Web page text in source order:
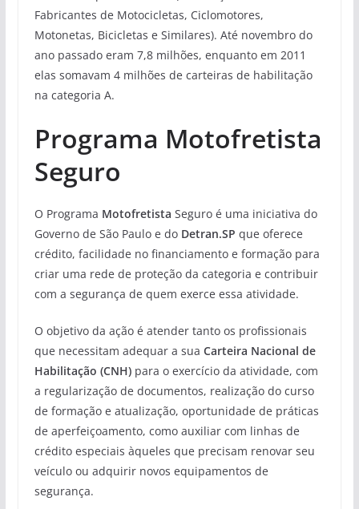
Fabricantes de Motocicletas, Ciclomotores,
Motonetas, Bicicletas e Similares). Até novembro do
ano passado eram 7,8 milhões, enquanto em 2011
elas somavam 4 milhões de carteiras de habilitação
na categoria A.
Programa Motofretista
Seguro
O Programa Motofretista Seguro é uma iniciativa do
Governo de São Paulo e do Detran.SP que oferece
crédito, facilidade no financiamento e formação para
criar uma rede de proteção da categoria e contribuir
com a segurança de quem exerce essa atividade.
O objetivo da ação é atender tanto os profissionais
que necessitam adequar a sua Carteira Nacional de
Habilitação (CNH)para o exercício da atividade, com
a regularização de documentos, realização do curso
de formação e atualização, oportunidade de práticas
de aperfeiçoamento, como auxiliar com linhas de
crédito especiais àqueles que precisam renovar seu
veículo ou adquirir novos equipamentos de
segurança.